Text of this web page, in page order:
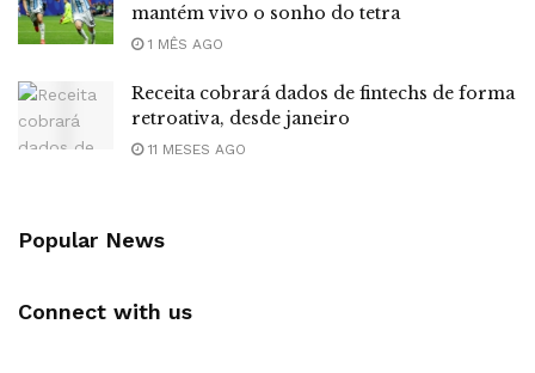
mantém vivo o sonho do tetra
1 MÊS AGO
Receita cobrará dados de fintechs de forma
retroativa, desde janeiro
11 MESES AGO
Popular News
Connect with us